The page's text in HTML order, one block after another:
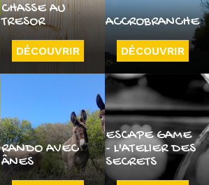
CHASSE AU
TRESOR
DÉCOUVRIR
ACCROBRANCHE
DÉCOUVRIR
RANDO AVEC
ÂNES
ESCAPE GAME
- L'ATELIER DES
SECRETS